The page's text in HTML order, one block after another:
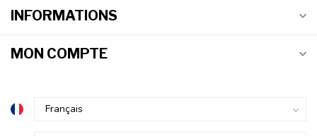
INFORMATIONS
MON COMPTE